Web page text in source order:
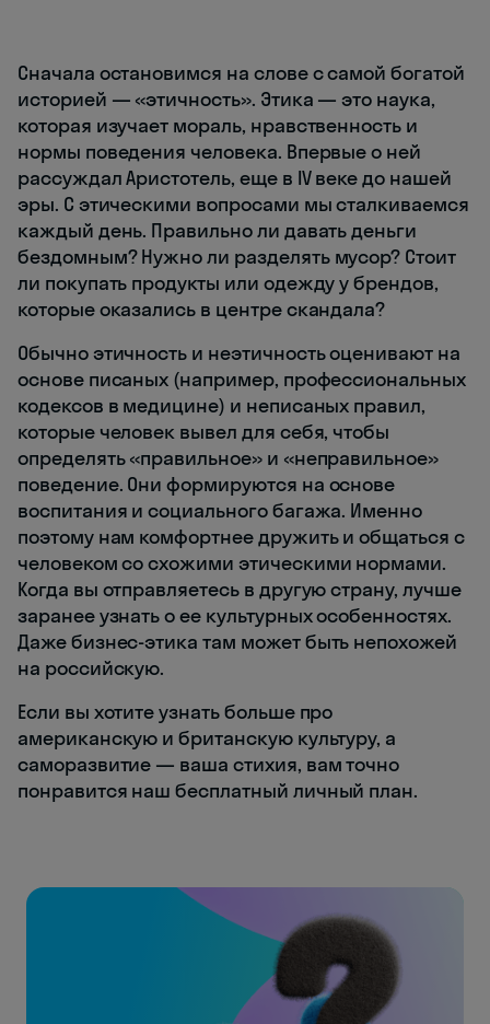
Сначала остановимся на слове с самой богатой
историей — «этичность». Этика — это наука,
которая изучает мораль, нравственность и
нормы поведения человека. Впервые о ней
рассуждал Аристотель, еще в IV веке до нашей
эры. С этическими вопросами мы сталкиваемся
каждый день. Правильно ли давать деньги
бездомным? Нужно ли разделять мусор? Стоит
ли покупать продукты или одежду у брендов,
которые оказались в центре скандала?
Обычно этичность и неэтичность оценивают на
основе писаных (например, профессиональных
кодексов в медицине) и неписаных правил,
которые человек вывел для себя, чтобы
определять «правильное» и «неправильное»
поведение. Они формируются на основе
воспитания и социального багажа. Именно
поэтому нам комфортнее дружить и общаться с
человеком со схожими этическими нормами.
Когда вы отправляетесь в другую страну, лучше
заранее узнать о ее культурных особенностях.
Даже бизнес-этика там может быть непохожей
на российскую.
Если вы хотите узнать больше про
американскую и британскую культуру, а
саморазвитие — ваша стихия, вам точно
понравится наш бесплатный личный план.